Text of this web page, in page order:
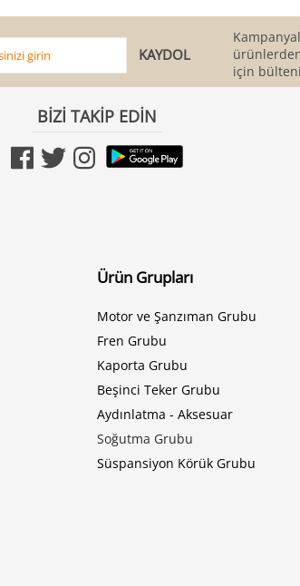
için
BİZİ TAKİP EDİN
Ürün Grupları
Motor ve Şanzıman Grubu
Fren Grubu
Kaporta Grubu
Beşinci Teker Grubu
Aydınlatma - Aksesuar
Soğutma Grubu
Süspansiyon Körük Grubu